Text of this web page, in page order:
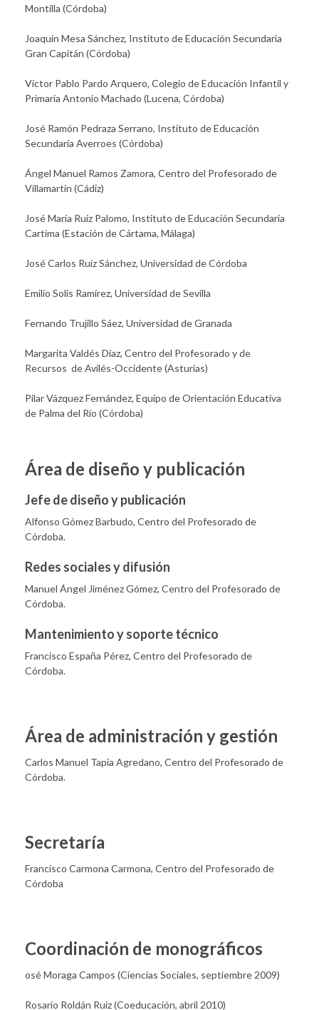
Montilla (Córdoba)
Joaquín Mesa Sánchez, Instituto de Educación Secundaria
Gran Capitán (Córdoba)
Víctor Pablo Pardo Arquero, Colegio de Educación Infantil y
Primaria Antonio Machado (Lucena, Córdoba)
José Ramón Pedraza Serrano, Instituto de Educación
Secundaria Averroes (Córdoba)
Ángel Manuel Ramos Zamora, Centro del Profesorado de
Villamartín (Cádiz)
José María Ruiz Palomo, Instituto de Educación Secundaria
Cartima (Estación de Cártama, Málaga)
José Carlos Ruiz Sánchez, Universidad de Córdoba
Emilio Solís Ramírez, Universidad de Sevilla
Fernando Trujillo Sáez, Universidad de Granada
Margarita Valdés Díaz, Centro del Profesorado y de
Recursos de Avilés-Occidente (Asturias)
Pilar Vázquez Fernández, Equipo de Orientación Educativa
de Palma del Río (Córdoba)
Área de diseño y publicación
Jefe de diseño y publicación
Alfonso Gómez Barbudo, Centro del Profesorado de
Córdoba.
Redes sociales y difusión
Manuel Ángel Jiménez Gómez, Centro del Profesorado de
Córdoba.
Mantenimiento y soporte técnico
Francisco España Pérez, Centro del Profesorado de
Córdoba.
Área de administración y gestión
Carlos Manuel Tapia Agredano, Centro del Profesorado de
Córdoba.
Secretaría
Francisco Carmona Carmona, Centro del Profesorado de
Córdoba
Coordinación de monográficos
osé Moraga Campos (Ciencias Sociales, septiembre 2009)
Rosario Roldán Ruiz (Coeducación, abril 2010)